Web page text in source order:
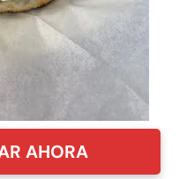
AHORA